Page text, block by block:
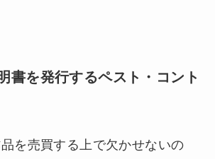
書を発行するペスト・コント
を売買する上で欠かせないの